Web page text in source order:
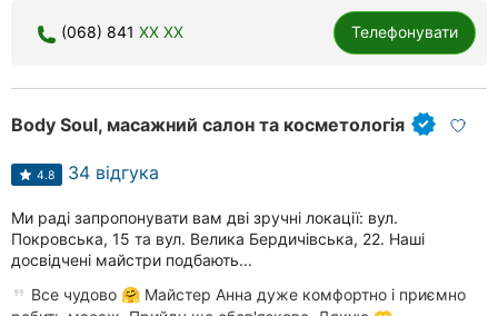
(068) 841 XX XX Телефонувати
Body Soul, масажний салон та косметологія
4.8 34 відгука
Ми раді запропонувати вам дві зручні локації: вул.
Покровська, 15 та вул. Велика Бердичівська, 22. Наші
досвідчені майстри подбають...
Все чудово 🤗 Майстер Анна дуже комфортно і приємно